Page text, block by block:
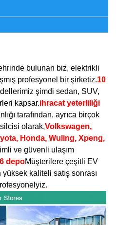
bulunan biz, elektrikli
profesyonel bir şirketiz.10
şimdi sedan, SUV,
kapsar.ihracat yeterliliği
tarafından, ayrıca birçok
olarak,Volkswagen,
Honda, Wuling, Xpeng,
ve güvenli ulaşım
depoMüşterilere çeşitli EV
kaliteli satış sonrası